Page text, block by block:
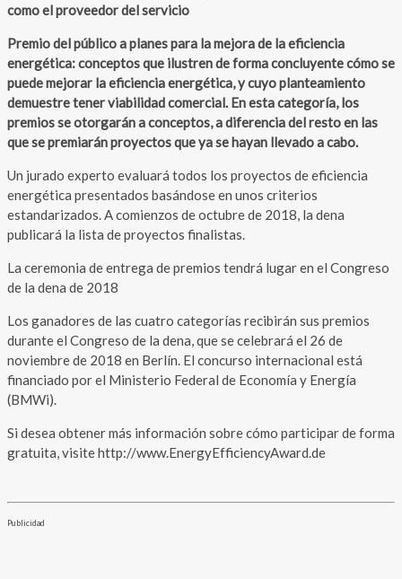
como el proveedor del servicio
Premio del público a planes para la mejora de la eficiencia
energética: conceptos que ilustren de forma concluyente cómo se
puede mejorar la eficiencia energética, y cuyo planteamiento
demuestre tener viabilidad comercial. En esta categoría, los
premios se otorgarán a conceptos, a diferencia del resto en las
que se premiarán proyectos que ya se hayan llevado a cabo.
Un jurado experto evaluará todos los proyectos de eficiencia
energética presentados basándose en unos criterios
estandarizados. A comienzos de octubre de 2018, la dena
publicará la lista de proyectos finalistas.
La ceremonia de entrega de premios tendrá lugar en el Congreso
de la dena de 2018
Los ganadores de las cuatro categorías recibirán sus premios
durante el Congreso de la dena, que se celebrará el 26 de
noviembre de 2018 en Berlín. El concurso internacional está
financiado por el Ministerio Federal de Economía y Energía
(BMWi).
Si desea obtener más información sobre cómo participar de forma
gratuita, visite http://www.EnergyEfficiencyAward.de
Publicidad